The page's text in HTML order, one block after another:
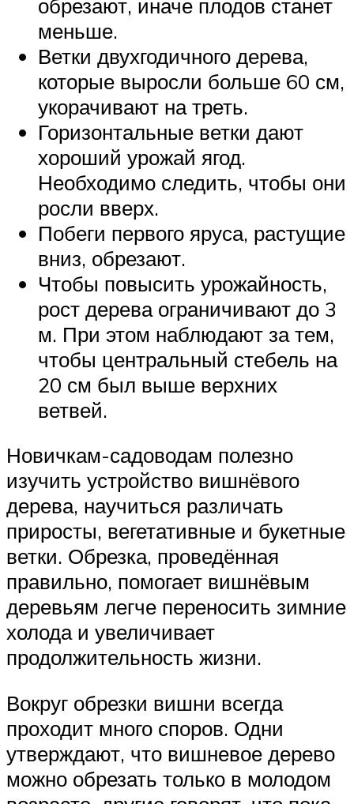
обрезают, иначе плодов станет
меньше.
Ветки двухгодичного дерева,
которые выросли больше 60 см,
укорачивают на треть.
Горизонтальные ветки дают
хороший урожай ягод.
Необходимо следить, чтобы они
росли вверх.
Побеги первого яруса, растущие
вниз, обрезают.
Чтобы повысить урожайность,
рост дерева ограничивают до 3
м. При этом наблюдают за тем,
чтобы центральный стебель на
20 см был выше верхних
ветвей.
Новичкам-садоводам полезно
изучить устройство вишнёвого
дерева, научиться различать
приросты, вегетативные и букетные
ветки. Обрезка, проведённая
правильно, помогает вишнёвым
деревьям легче переносить зимние
холода и увеличивает
продолжительность жизни.
Вокруг обрезки вишни всегда
проходит много споров. Одни
утверждают, что вишневое дерево
можно обрезать только в молодом